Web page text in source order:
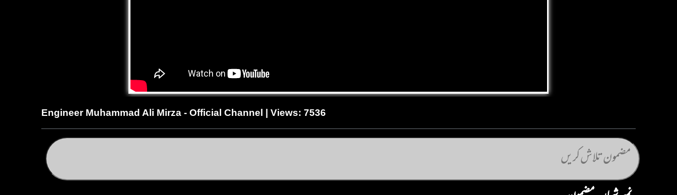
Engineer Muhammad Ali Mirza - Official Channel | Views: 7536